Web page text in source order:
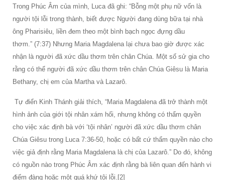
Trong Phúc Âm của mình, Luca đã ghi: “Bỗng một phụ nữ vốn là
người tội lỗi trong thành, biết được Người đang dùng bữa tại nhà
ông Pharisiêu, liền đem theo một bình bạch ngọc đựng dầu
thơm.” (7:37) Nhưng Maria Magdalena lại chưa bao giờ được xác
nhận là người đã xức dầu thơm trên chân Chúa. Một số sử gia cho
rằng có thể người đã xức dầu thơm trên chân Chúa Giêsu là Maria
Bethany, chị em của Martha và Lazarô.
Tự điển Kinh Thánh giải thích, “Maria Magdalena đã trở thành một
hình ảnh của giới tội nhân xám hối, nhưng không có thẩm quyền
cho việc xác định bà với ‘tội nhân’ người đã xức dầu thơm chân
Chúa Giêsu trong Luca 7:36-50, hoặc có bất cứ thẩm quyền nào cho
việc giả định rằng Maria Magdalena là chị của Lazarô.” Do đó, không
có nguồn nào trong Phúc Âm xác định rằng bà liên quan đến hành vi
điếm đàng hoặc một quá khứ tội lỗi.[2]